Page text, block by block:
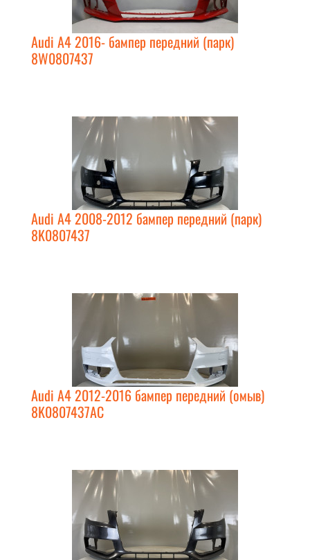
Audi A4 2016- бампер передний (парк)
8W0807437
Audi A4 2008-2012 бампер передний (парк)
8K0807437
Audi A4 2012-2016 бампер передний (омыв)
8K0807437AC